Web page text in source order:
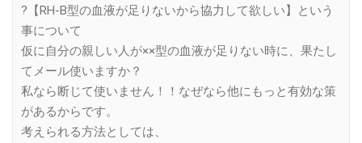
?【RH-B型の血液が足りないから協力して欲しい】という
事について
仮に自分の親しい人が××型の血液が足りない時に、果たし
てメール使いますか？
私なら断じて使いません！！なぜなら他にもっと有効な策
があるからです。
考えられる方法としては、